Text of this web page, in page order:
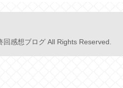
感想ブログ All Rights Reserved.